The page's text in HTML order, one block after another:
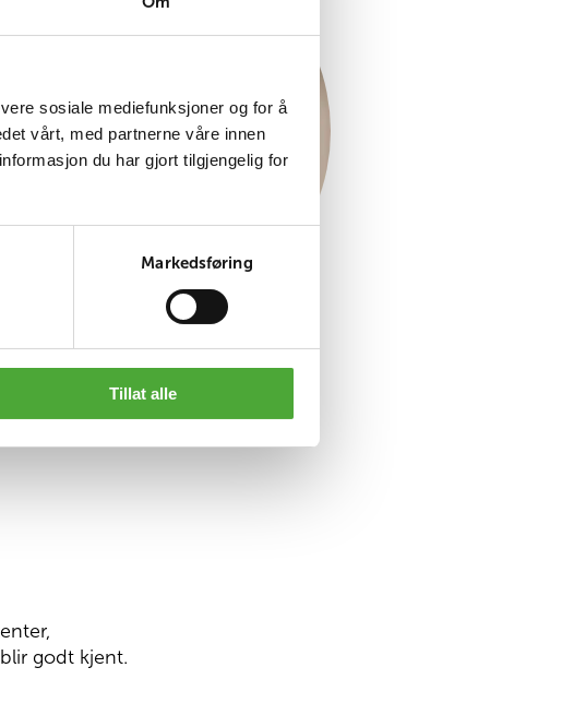
sosiale mediefunksjoner og for å
vårt, med partnerne våre innen
du har gjort tilgjengelig for
Markedsføring
Tillat alle
godt kjent.